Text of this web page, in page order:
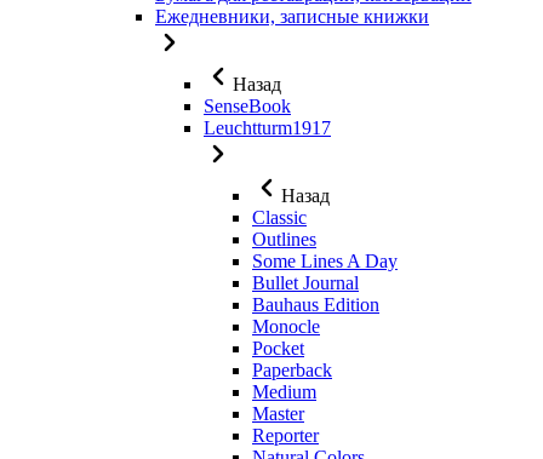
Ежедневники, записные книжки
Назад
SenseBook
Leuchtturm1917
Назад
Classic
Outlines
Some Lines A Day
Bullet Journal
Bauhaus Edition
Monocle
Pocket
Paperback
Medium
Master
Reporter